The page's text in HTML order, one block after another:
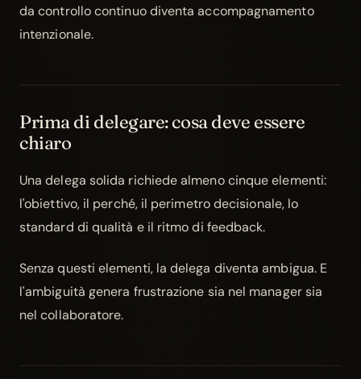
da controllo continuo diventa accompagnamento
intenzionale.
Prima di delegare: cosa deve essere
chiaro
Una delega solida richiede almeno cinque elementi:
l'obiettivo, il perché, il perimetro decisionale, lo
standard di qualità e il ritmo di feedback.
Senza questi elementi, la delega diventa ambigua. E
l'ambiguità genera frustrazione sia nel manager sia
nel collaboratore.